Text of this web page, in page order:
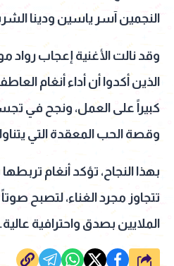
النجمين آسر ياسين ودينا
وقد نالت الأغنية إعجاب رواد
الذين أكدوا أن أداء أنغام
كبيراً على العمل، ونجح في
وقصة الحب المعقدة التي
بهذا النجاح، تؤكد أنغام
تتجاوز مجرد الغناء، لتصبح
الملايين بصدق واحترافية عالية.
شارك